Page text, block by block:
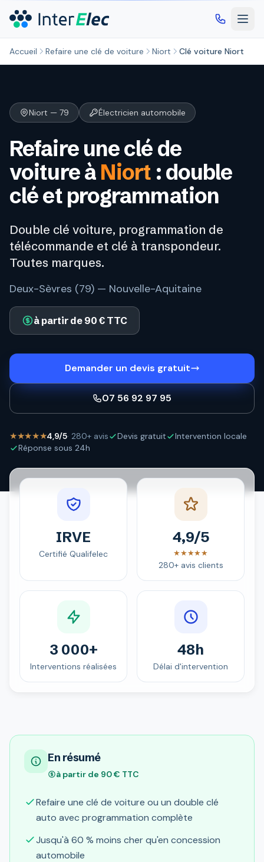
Accueil Refaire une clé de voiture Niort Clé voiture Niort
Niort — 79 Électricien automobile
Refaire une clé de
voiture à Niort : double
clé et programmation
Double clé voiture, programmation de
télécommande et clé à transpondeur.
Toutes marques.
Deux-Sèvres (79) — Nouvelle-Aquitaine
à partir de 90 € TTC
Demander un devis gratuit
07 56 92 97 95
★★★★★4,9/5· 280+ avis Devis gratuit
Intervention locale
Réponse sous 24h
IRVE
Certifié Qualifelec
4,9/5
★★★★★
280+ avis clients
3 000+
Interventions réalisées
48h
Délai d'intervention
En résumé
à partir de 90 € TTC
Refaire une clé de voiture ou un double clé
auto avec programmation complète
Jusqu'à 60 % moins cher qu'en concession
automobile